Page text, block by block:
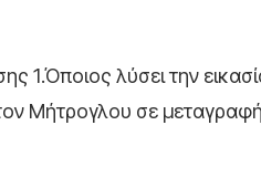
1.Όποιος λύσει την
Μήτρογλου σε μεταγραφή